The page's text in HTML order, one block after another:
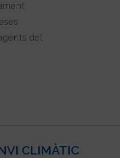
del
CLIMÀTIC